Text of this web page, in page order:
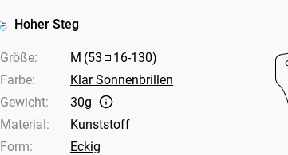
Hoher Steg
Größe: M (53 16-130)
Farbe:
Klar Sonnenbrillen
Gewicht:
30g
Material:
Kunststoff
Form:
Eckig